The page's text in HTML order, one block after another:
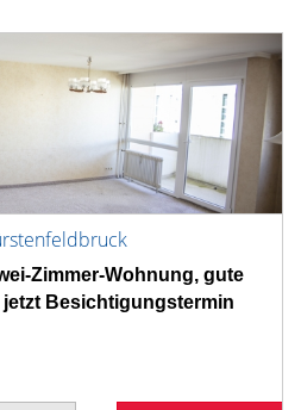
Zimmer-Wohnung, gute
jetzt Besichtigungstermin